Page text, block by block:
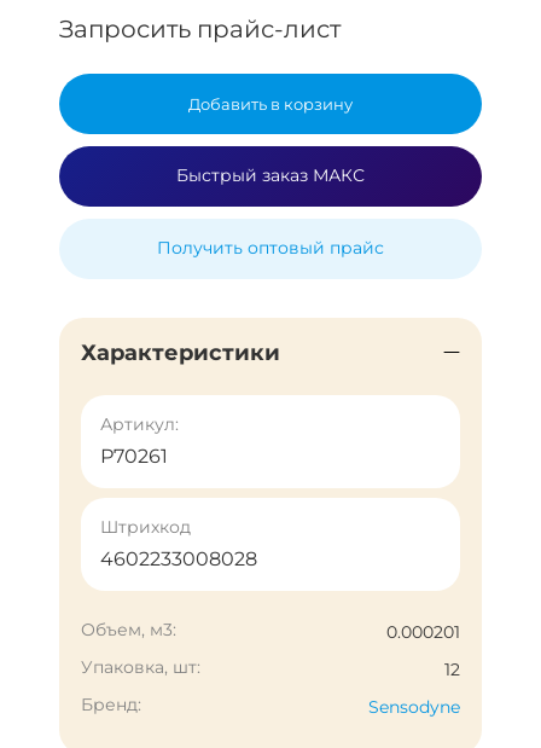
Запросить прайс-лист
Добавить в корзину
Быстрый заказ МАКС
Получить оптовый прайс
Характеристики
Артикул:
Р70261
Штрихкод
4602233008028
Объем, м3:
0.000201
Упаковка, шт:
12
Бренд:
Sensodyne